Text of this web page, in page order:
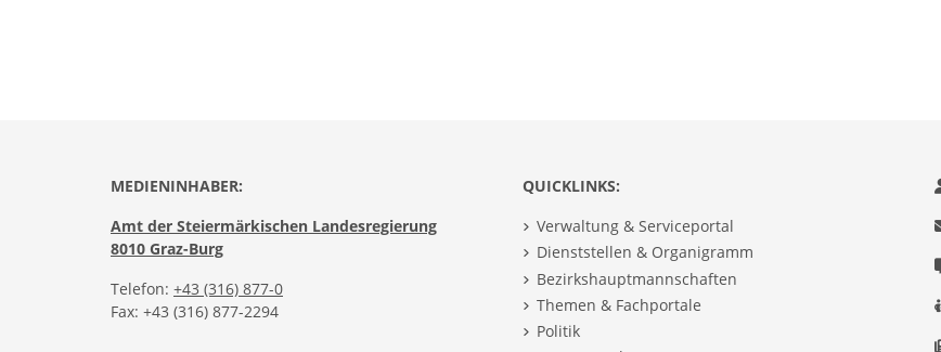
MEDIENINHABER:
Amt der Steiermärkischen Landesregierung
8010 Graz-Burg
Telefon: +43 (316) 877-0
Fax: +43 (316) 877-2294
QUICKLINKS:
Verwaltung & Serviceportal
Dienststellen & Organigramm
Bezirkshauptmannschaften
Themen & Fachportale
Politik